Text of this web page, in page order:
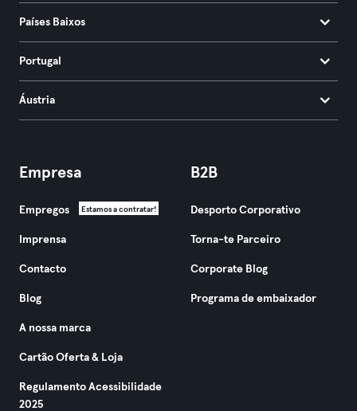
Países Baixos
Portugal
Áustria
Empresa
Empregos Estamos a contratar!
Imprensa
Contacto
Blog
A nossa marca
Cartão Oferta & Loja
Regulamento Acessibilidade
2025
B2B
Desporto Corporativo
Torna-te Parceiro
Corporate Blog
Programa de embaixador